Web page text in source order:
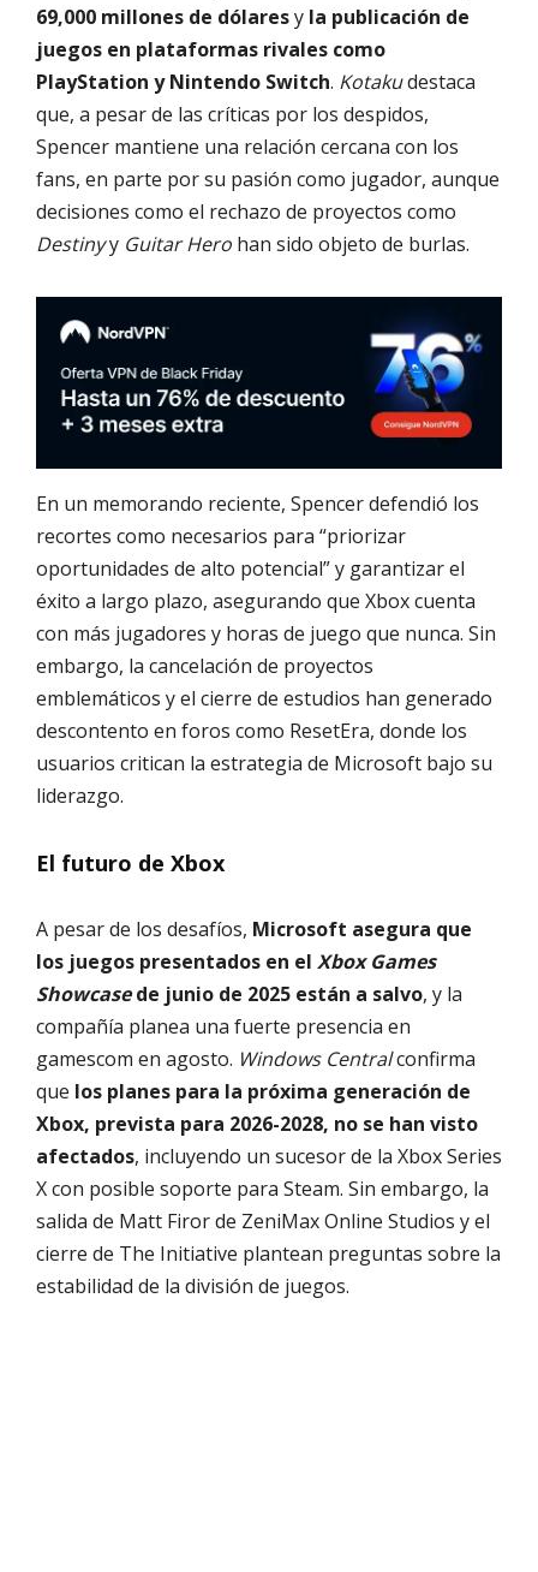
69,000 millones de dólaresy la publicación de
juegos en plataformas rivales como
PlayStation y Nintendo Switch. Kotakudestaca
que, a pesar de las críticas por los despidos,
Spencer mantiene una relación cercana con los
fans, en parte por su pasión como jugador, aunque
decisiones como el rechazo de proyectos como
Destinyy Guitar Hero han sido objeto de burlas.
En un memorando reciente, Spencer defendió los
recortes como necesarios para “priorizar
oportunidades de alto potencial” y garantizar el
éxito a largo plazo, asegurando que Xbox cuenta
con más jugadores y horas de juego que nunca. Sin
embargo, la cancelación de proyectos
emblemáticos y el cierre de estudios han generado
descontento en foros como ResetEra, donde los
usuarios critican la estrategia de Microsoft bajo su
liderazgo.
El futuro de Xbox
A pesar de los desafíos, Microsoft asegura que
los juegos presentados en el Xbox Games
Showcasede junio de 2025 están a salvo, y la
compañía planea una fuerte presencia en
gamescom en agosto. Windows Centralconfirma
que los planes para la próxima generación de
Xbox, prevista para 2026-2028, no se han visto
afectados, incluyendo un sucesor de la Xbox Series
X con posible soporte para Steam. Sin embargo, la
salida de Matt Firor de ZeniMax Online Studios y el
cierre de The Initiative plantean preguntas sobre la
estabilidad de la división de juegos.